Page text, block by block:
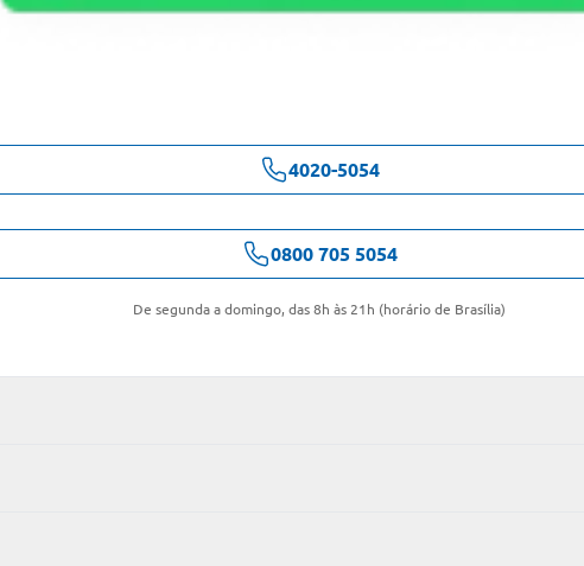
4020-5054
0800 705 5054
De segunda a domingo, das 8h às 21h (horário de Brasília)